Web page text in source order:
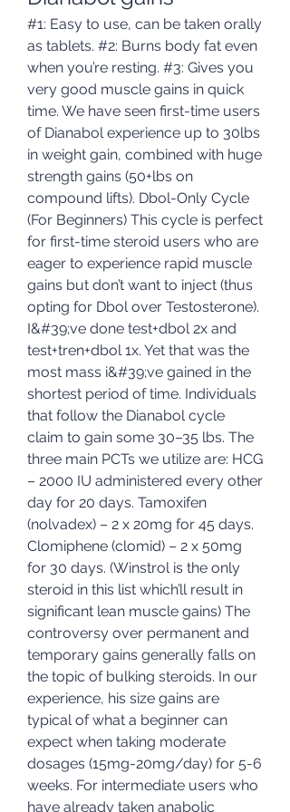
#1: Easy to use, can be taken orally
as tablets. #2: Burns body fat even
when you’re resting. #3: Gives you
very good muscle gains in quick
time. We have seen first-time users
of Dianabol experience up to 30lbs
in weight gain, combined with huge
strength gains (50+lbs on
compound lifts). Dbol-Only Cycle
(For Beginners) This cycle is perfect
for first-time steroid users who are
eager to experience rapid muscle
gains but don’t want to inject (thus
opting for Dbol over Testosterone).
I&#39;ve done test+dbol 2x and
test+tren+dbol 1x. Yet that was the
most mass i&#39;ve gained in the
shortest period of time. Individuals
that follow the Dianabol cycle
claim to gain some 30–35 lbs. The
three main PCTs we utilize are: HCG
– 2000 IU administered every other
day for 20 days. Tamoxifen
(nolvadex) – 2 x 20mg for 45 days.
Clomiphene (clomid) – 2 x 50mg
for 30 days. (Winstrol is the only
steroid in this list which’ll result in
significant lean muscle gains) The
controversy over permanent and
temporary gains generally falls on
the topic of bulking steroids. In our
experience, his size gains are
typical of what a beginner can
expect when taking moderate
dosages (15mg-20mg/day) for 5-6
weeks. For intermediate users who
have already taken anabolic